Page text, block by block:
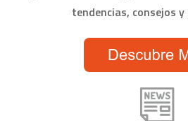
tendencias, consejos y